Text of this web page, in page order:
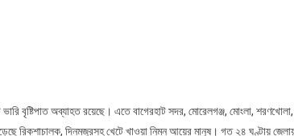
বৃষ্টিপাত অব্যাহত রয়েছে। এতে বাগেরহাট সদর, মোরেলগঞ্জ, মোংলা, শরণখোলা,
রিকশাচালক, দিনমজুরসহ খেটে খাওয়া নিম্ন আয়ের মানুষ। গত ২৪ ঘণ্টায়